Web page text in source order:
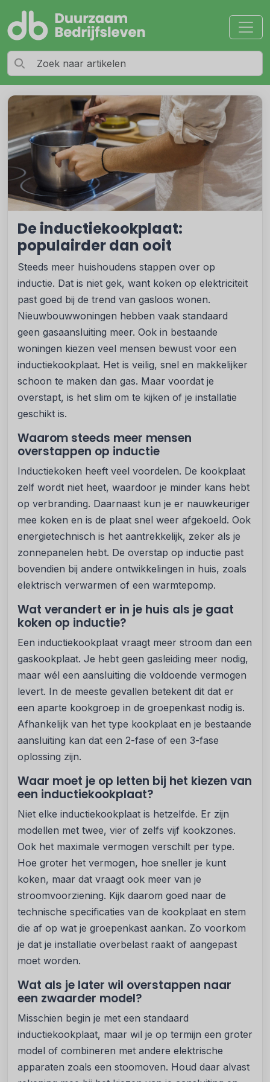
De inductiekookplaat:
populairder dan ooit
Steeds meer huishoudens stappen over op
inductie. Dat is niet gek, want koken op elektriciteit
past goed bij de trend van gasloos wonen.
Nieuwbouwwoningen hebben vaak standaard
geen gasaansluiting meer. Ook in bestaande
woningen kiezen veel mensen bewust voor een
inductiekookplaat. Het is veilig, snel en makkelijker
schoon te maken dan gas. Maar voordat je
overstapt, is het slim om te kijken of je installatie
geschikt is.
Waarom steeds meer mensen
overstappen op inductie
Inductiekoken heeft veel voordelen. De kookplaat
zelf wordt niet heet, waardoor je minder kans hebt
op verbranding. Daarnaast kun je er nauwkeuriger
mee koken en is de plaat snel weer afgekoeld. Ook
energietechnisch is het aantrekkelijk, zeker als je
zonnepanelen hebt. De overstap op inductie past
bovendien bij andere ontwikkelingen in huis, zoals
elektrisch verwarmen of een warmtepomp.
Wat verandert er in je huis als je gaat
koken op inductie?
Een inductiekookplaat vraagt meer stroom dan een
gaskookplaat. Je hebt geen gasleiding meer nodig,
maar wél een aansluiting die voldoende vermogen
levert. In de meeste gevallen betekent dit dat er
een aparte kookgroep in de groepenkast nodig is.
Afhankelijk van het type kookplaat en je bestaande
aansluiting kan dat een 2-fase of een 3-fase
oplossing zijn.
Waar moet je op letten bij het kiezen van
een inductiekookplaat?
Niet elke inductiekookplaat is hetzelfde. Er zijn
modellen met twee, vier of zelfs vijf kookzones.
Ook het maximale vermogen verschilt per type.
Hoe groter het vermogen, hoe sneller je kunt
koken, maar dat vraagt ook meer van je
stroomvoorziening. Kijk daarom goed naar de
technische specificaties van de kookplaat en stem
die af op wat je groepenkast aankan. Zo voorkom
je dat je installatie overbelast raakt of aangepast
moet worden.
Wat als je later wil overstappen naar
een zwaarder model?
Misschien begin je met een standaard
inductiekookplaat, maar wil je op termijn een groter
model of combineren met andere elektrische
apparaten zoals een stoomoven. Houd daar alvast